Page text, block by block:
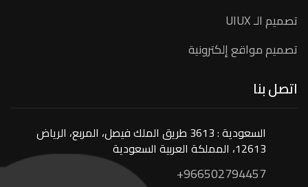
تصميم الـ UIUX
تصميم مواقع إلكترونية
اتصل بنا
السعودية : 3613 طريق الملك فيصل، المربع، الرياض
12613، المملكة العربية السعودية
+966502794457